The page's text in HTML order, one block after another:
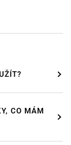
CO MÁM